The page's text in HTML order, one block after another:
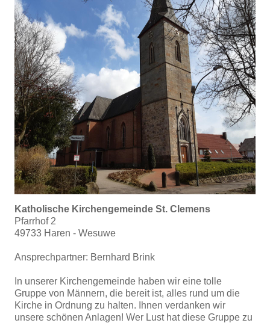
Katholische Kirchengemeinde St. Clemens
Pfarrhof 2
49733 Haren - Wesuwe
Ansprechpartner: Bernhard Brink
In unserer Kirchengemeinde haben wir eine tolle
Gruppe von Männern, die bereit ist, alles rund um die
Kirche in Ordnung zu halten. Ihnen verdanken wir
unsere schönen Anlagen! Wer Lust hat diese Gruppe zu